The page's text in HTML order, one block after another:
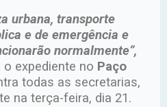
urbana, transporte
e de emergência e
normalmente”,
expediente no Paço
todas as secretarias,
na terça-feira, dia 21.